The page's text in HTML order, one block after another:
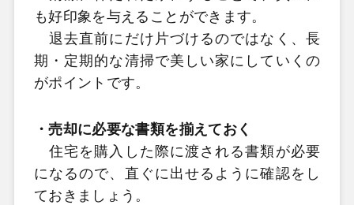
も好印象を与えることができます。
退去直前にだけ片づけるのではなく、長
期・定期的な清掃で美しい家にしていくの
がポイントです。
・売却に必要な書類を揃えておく
住宅を購入した際に渡される書類が必要
になるので、直ぐに出せるように確認をし
ておきましょう。